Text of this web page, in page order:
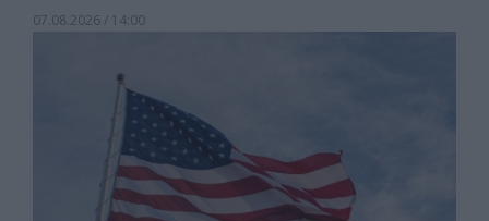
07.08.2026 / 14:00